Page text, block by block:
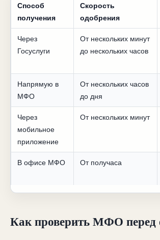
Способ
получения
Скорость
одобрения
Через
Госуслуги
От нескольких минут
до нескольких часов
Напрямую в
МФО
От нескольких часов
до дня
Через
мобильное
приложение
От нескольких минут
В офисе МФО От получаса
Как проверить МФО перед